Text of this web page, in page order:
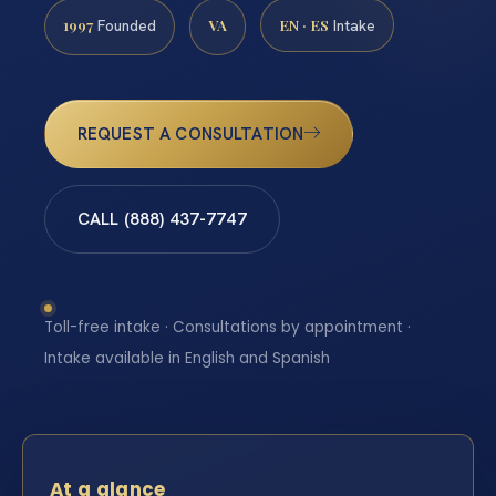
1997 Founded VA EN · ES Intake
REQUEST A CONSULTATION
CALL (888) 437-7747
Toll-free intake · Consultations by appointment ·
Intake available in English and Spanish
At a glance